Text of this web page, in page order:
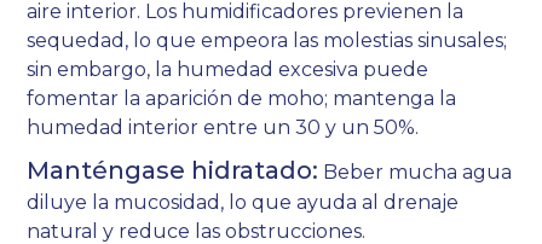
aire interior. Los humidificadores previenen la
sequedad, lo que empeora las molestias sinusales;
sin embargo, la humedad excesiva puede
fomentar la aparición de moho; mantenga la
humedad interior entre un 30 y un 50%.
Manténgase hidratado: Beber mucha agua
diluye la mucosidad, lo que ayuda al drenaje
natural y reduce las obstrucciones.